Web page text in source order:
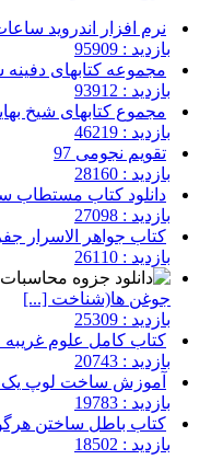
نرم افزار اندروید
بازدید : 95909
مجموعه کتابهای
بازدید : 93912
مجموع کتابهای شیخ
بازدید : 46219
تقویم نجومی 97
بازدید : 28160
دانلود کتاب مستطاب
بازدید : 27098
کتاب جواهر الاسرار جفر
بازدید : 26110
جوغن ها(شناخت [...]
بازدید : 25309
کتاب کامل علوم غریبه
بازدید : 20743
آموزش ساخت لوپ یک
بازدید : 19783
کتاب باطل ساختن
بازدید : 18502